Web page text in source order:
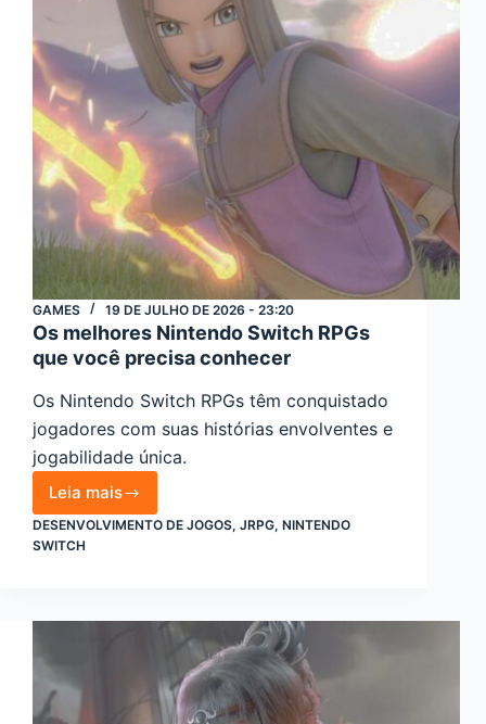
2027
GAMES 19 DE JULHO DE 2026 - 23:20
Os melhores Nintendo Switch RPGs
que você precisa conhecer
Os Nintendo Switch RPGs têm conquistado
jogadores com suas histórias envolventes e
jogabilidade única.
Leia mais
Os
melhores
conhecer
DESENVOLVIMENTO DE JOGOS, JRPG, NINTENDO
SWITCH